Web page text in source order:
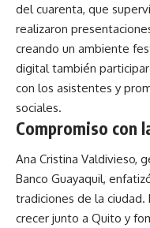
del cuarenta, que
realizaron
creando un ambiente
digital también
con los asistentes y
sociales.
Compromiso con
Ana Cristina Valdivieso,
Banco Guayaquil,
tradiciones de la ciudad.
crecer junto a Quito y